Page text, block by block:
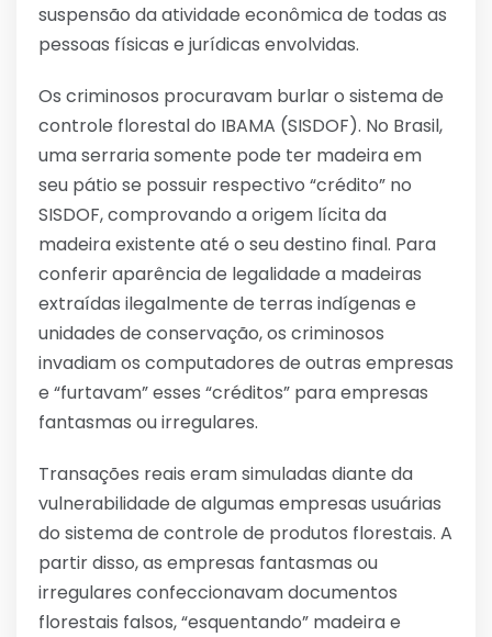
suspensão da atividade econômica de todas as
pessoas físicas e jurídicas envolvidas.
Os criminosos procuravam burlar o sistema de
controle florestal do IBAMA (SISDOF). No Brasil,
uma serraria somente pode ter madeira em
seu pátio se possuir respectivo “crédito” no
SISDOF, comprovando a origem lícita da
madeira existente até o seu destino final. Para
conferir aparência de legalidade a madeiras
extraídas ilegalmente de terras indígenas e
unidades de conservação, os criminosos
invadiam os computadores de outras empresas
e “furtavam” esses “créditos” para empresas
fantasmas ou irregulares.
Transações reais eram simuladas diante da
vulnerabilidade de algumas empresas usuárias
do sistema de controle de produtos florestais. A
partir disso, as empresas fantasmas ou
irregulares confeccionavam documentos
florestais falsos, “esquentando” madeira e